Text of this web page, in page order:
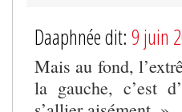
Daaphnée dit: 9 juin
Mais au fond,
la gauche, c’est